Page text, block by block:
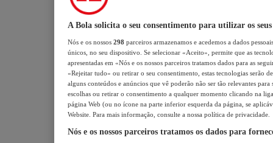
A Bola solicita o seu consentimento para utilizar os
Nós e os nossos 298 parceiros armazenamos e acedemos a dados
únicos, no seu dispositivo. Se selecionar «Aceito», permite que as
apresentadas em «Nós e os nossos parceiros tratamos dados para as
«Rejeitar tudo» ou retirar o seu consentimento, estas tecnologias serão
alguns conteúdos e anúncios que vê poderão não ser tão relevantes para
escolhas ou retirar o consentimento a qualquer momento clicando na
página Web (ou no ícone na parte inferior esquerda da página, se
Website. Para mais informação, consulte a nossa política de privacidade.
Nós e os nossos parceiros tratamos os dados para